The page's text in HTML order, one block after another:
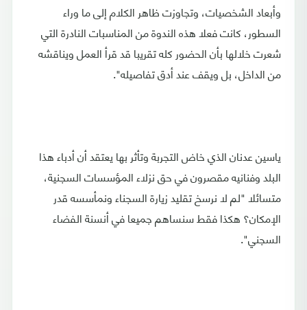
وأبعاد الشخصيات، وتجاوزت ظاهر الكلام إلى ما وراء
السطور، كانت فعلا هذه الندوة من المناسبات النادرة التي
شعرت خلالها بأن الحضور كله تقريبا قد قرأ العمل ويناقشه
من الداخل، بل ويقف عند أدق تفاصيله".
ياسين عدنان الذي خاض التجربة وتأثر بها يعتقد أن أدباء هذا
البلد وفنانيه مقصرون في حق نزلاء المؤسسات السجنية،
متسائلا "لم لا نرسخ تقليد زيارة السجناء ونمأسسه قدر
الإمكان؟ هكذا فقط سنساهم جميعا في أنسنة الفضاء
السجني".